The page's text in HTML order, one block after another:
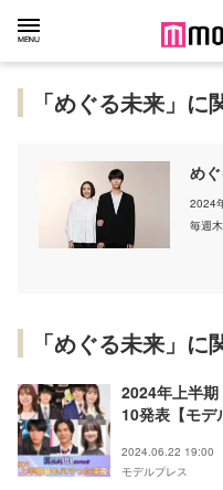
「めぐる未来」に
め
2024
毎週
「めぐる未来」に
2024年上半
10発表【モデ
2024.06.22 19:00
モデルプレス